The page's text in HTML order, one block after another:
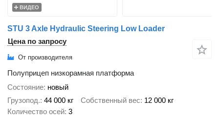
ВИДЕО
STU 3 Axle Hydraulic Steering Low Loader
Цена по запросу
От производителя
Полуприцеп низкорамная платформа
Состояние новый
Грузопод. 44 000 кг Собственный вес 12 000 кг
Количество осей 3